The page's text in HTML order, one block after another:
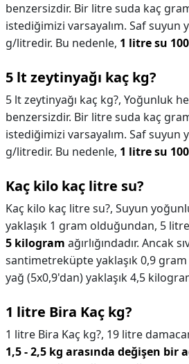
benzersizdir. Bir litre suda kaç
istediğimizi varsayalım. Saf suyun
g/litredir. Bu nedenle, 1 litre su
5 lt zeytinyağı kaç kg?
5 lt zeytinyağı kaç kg?, Yoğunluk
benzersizdir. Bir litre suda kaç
istediğimizi varsayalım. Saf suyun
g/litredir. Bu nedenle, 1 litre su
Kaç kilo kaç litre su?
Kaç kilo kaç litre su?, Suyun
yaklaşık 1 gram olduğundan, 5
5 kilogram ağırlığındadır. Ancak
santimetreküpte yaklaşık 0,9 gram
yağ (5x0,9'dan) yaklaşık 4,5
1 litre Bira Kaç kg?
1 litre Bira Kaç kg?, 19 litre
1,5 - 2,5 kg arasında değişen bir